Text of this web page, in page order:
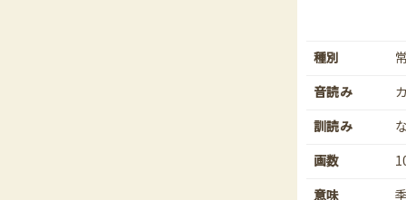
種別
音読み
訓読み
画数
意味